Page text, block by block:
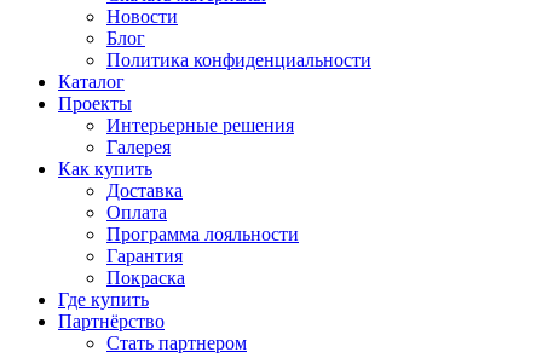
Новости
Блог
Политика конфиденциальности
Каталог
Проекты
Интерьерные решения
Галерея
Как купить
Доставка
Оплата
Программа лояльности
Гарантия
Покраска
Где купить
Партнёрство
Стать партнером